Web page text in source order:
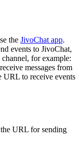
the JivoChat app.
events to JivoChat,
for example:
messages from
URL to receive events
URL for sending